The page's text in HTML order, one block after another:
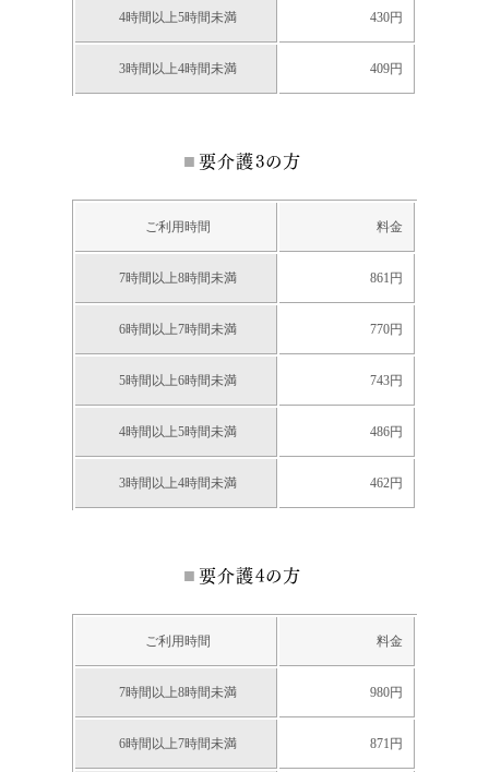
4時間以上5時間未満 430円
3時間以上4時間未満 409円
要介護3の方
ご利用時間 料金
7時間以上8時間未満 861円
6時間以上7時間未満 770円
5時間以上6時間未満 743円
4時間以上5時間未満 486円
3時間以上4時間未満 462円
要介護4の方
ご利用時間 料金
7時間以上8時間未満 980円
6時間以上7時間未満 871円